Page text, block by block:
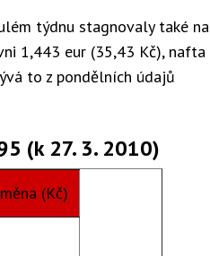
týdnu stagnovaly také na
1,443 eur (35,43 Kč), nafta
to z pondělních údajů
(k 27. 3. 2010)
(Kč)